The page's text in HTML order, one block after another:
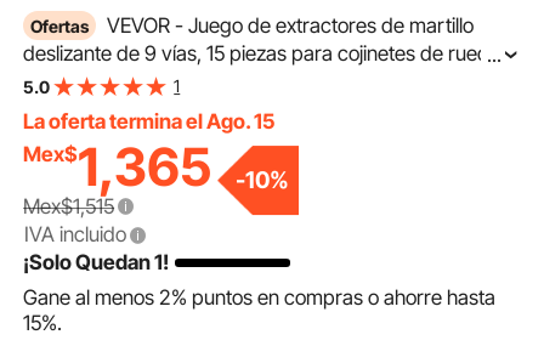
Ofertas
VEVOR - Juego de extractores de martillo
deslizante de 9 vías, 15 piezas para cojinetes de rueda
delantera y eje de rueda trasera, con caja de
transporte.
...
5.0 1
La oferta termina el Ago. 15
Mex$1,365
Mex$1,515
-10%
IVA incluido
¡Solo Quedan 1!
Gane al menos 2% puntos en compras o ahorre hasta
15%.